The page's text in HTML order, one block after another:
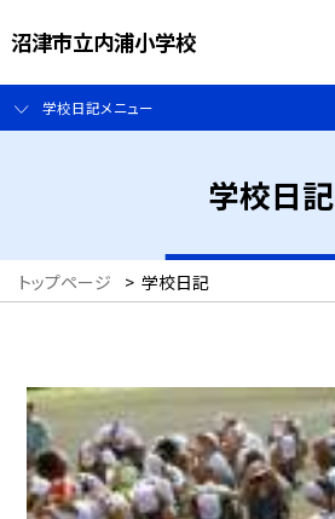
沼津市立内浦小学校
学校日記メニュー
学校日記
トップページ > 学校日記